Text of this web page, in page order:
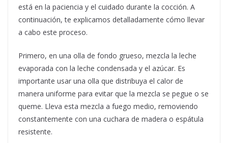
está en la paciencia y el cuidado durante la cocción. A
continuación, te explicamos detalladamente cómo llevar
a cabo este proceso.
Primero, en una olla de fondo grueso, mezcla la leche
evaporada con la leche condensada y el azúcar. Es
importante usar una olla que distribuya el calor de
manera uniforme para evitar que la mezcla se pegue o se
queme. Lleva esta mezcla a fuego medio, removiendo
constantemente con una cuchara de madera o espátula
resistente.